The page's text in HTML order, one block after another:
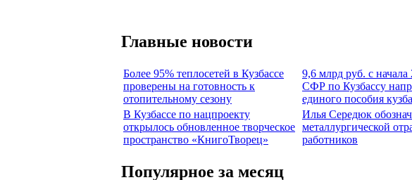
Главные новости
Более 95% теплосетей в Кузбассе
проверены на готовность к
отопительному сезону
9,6 млрд руб. с
СФР по Кузбассу
единого пособия
В Кузбассе по нацпроекту
открылось обновленное творческое
пространство «КнигоТворец»
Илья Середюк
металлургической
работников
Популярное за месяц